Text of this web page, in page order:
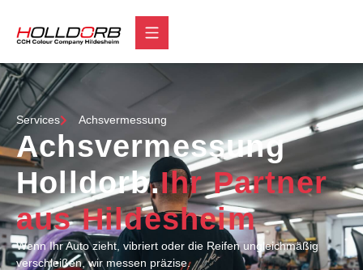
Services Achsvermessung
Achsvermessung
Holldorb.Ihr Partner
aus Hildesheim
Wenn Ihr Auto zieht, vibriert oder die Reifen ungleichmäßig
verschleißen, wir messen präzise.